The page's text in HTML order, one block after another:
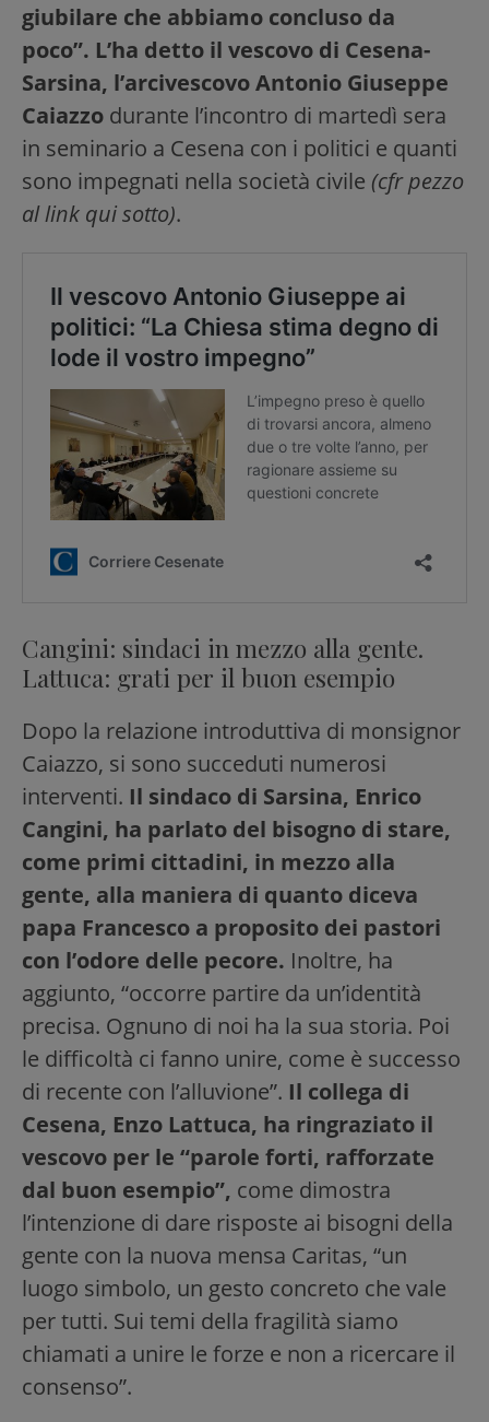
giubilare che abbiamo concluso da
poco”. L’ha detto il vescovo di Cesena-
Sarsina, l’arcivescovo Antonio Giuseppe
Caiazzo durante l’incontro di martedì sera
in seminario a Cesena con i politici e quanti
sono impegnati nella società civile (cfr pezzo
al link qui sotto).
Cangini: sindaci in mezzo alla gente.
Lattuca: grati per il buon esempio
Dopo la relazione introduttiva di monsignor
Caiazzo, si sono succeduti numerosi
interventi. Il sindaco di Sarsina, Enrico
Cangini, ha parlato del bisogno di stare,
come primi cittadini, in mezzo alla
gente, alla maniera di quanto diceva
papa Francesco a proposito dei pastori
con l’odore delle pecore. Inoltre, ha
aggiunto, “occorre partire da un’identità
precisa. Ognuno di noi ha la sua storia. Poi
le difficoltà ci fanno unire, come è successo
di recente con l’alluvione”. Il collega di
Cesena, Enzo Lattuca, ha ringraziato il
vescovo per le “parole forti, rafforzate
dal buon esempio”, come dimostra
l’intenzione di dare risposte ai bisogni della
gente con la nuova mensa Caritas, “un
luogo simbolo, un gesto concreto che vale
per tutti. Sui temi della fragilità siamo
chiamati a unire le forze e non a ricercare il
consenso”.